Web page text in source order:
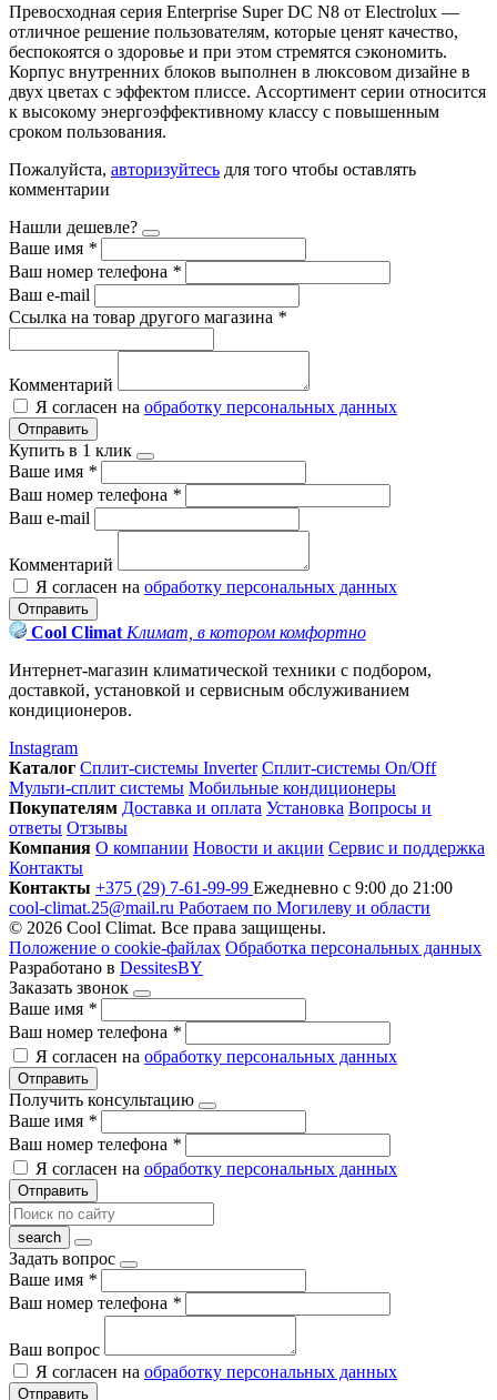
Превосходная серия Enterprise Super DC N8 от Electrolux —
отличное решение пользователям, которые ценят качество,
беспокоятся о здоровье и при этом стремятся сэкономить.
Корпус внутренних блоков выполнен в люксовом дизайне в
двух цветах с эффектом плиссе. Ассортимент серии относится
к высокому энергоэффективному классу с повышенным
сроком пользования.
Пожалуйста, авторизуйтесь для того чтобы оставлять
комментарии
Нашли дешевле?
Ваше имя *
Ваш номер телефона *
Ваш e-mail
Ссылка на товар другого магазина *
Комментарий
Я согласен на обработку персональных данных
Отправить
Купить в 1 клик
Ваше имя *
Ваш номер телефона *
Ваш e-mail
Комментарий
Я согласен на обработку персональных данных
Отправить
Cool Climat Климат, в котором комфортно
Интернет-магазин климатической техники с подбором,
доставкой, установкой и сервисным обслуживанием
кондиционеров.
Instagram
Каталог Сплит-системы Inverter Сплит-системы On/Off
Мульти-сплит системы Мобильные кондиционеры
Покупателям Доставка и оплата Установка Вопросы и
ответы Отзывы
Компания О компании Новости и акции Сервис и поддержка
Контакты
Контакты +375 (29) 7-61-99-99 Ежедневно с 9:00 до 21:00
cool-climat.25@mail.ru Работаем по Могилеву и области
© 2026 Cool Climat. Все права защищены.
Положение о cookie-файлах Обработка персональных данных
Разработано в DessitesBY
Заказать звонок
Ваше имя *
Ваш номер телефона *
Я согласен на обработку персональных данных
Отправить
Получить консультацию
Ваше имя *
Ваш номер телефона *
Я согласен на обработку персональных данных
Отправить
Задать вопрос
Ваше имя *
Ваш номер телефона *
Ваш вопрос
Я согласен на обработку персональных данных
Отправить